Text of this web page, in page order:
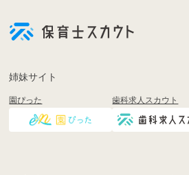
登
く
姉妹サイト
園ぴった 歯科求人スカウト